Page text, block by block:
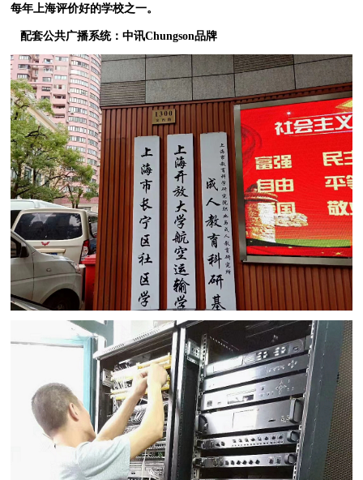
每年上海评价好的学校之一。
配套公共广播系统：中讯Chungson品牌